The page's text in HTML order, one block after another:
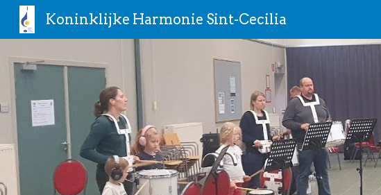
Koninklijke Harmonie Sint-Cecilia